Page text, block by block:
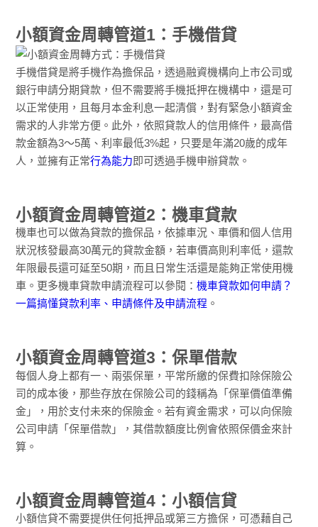
小額資金周轉管道1：手機借貸
手機借貸是將手機作為擔保品，透過融資機構向上市公司或
銀行申請分期貸款，但不需要將手機抵押在機構中，還是可
以正常使用，且每月本金利息一起清償，對有緊急小額資金
需求的人非常方便。此外，依照貸款人的信用條件，最高借
款金額為3～5萬、利率最低3%起，只要是年滿20歲的成年
人，並擁有正常行為能力即可透過手機申辦貸款。
小額資金周轉管道2：機車貸款
機車也可以做為貸款的擔保品，依據車況、車價和個人信用
狀況核發最高30萬元的貸款金額，若車價高則利率低，還款
年限最長還可延至50期，而且日常生活還是能夠正常使用機
車。更多機車貸款申請流程可以參閱：機車貸款如何申請？
一篇搞懂貸款利率、申請條件及申請流程 。
小額資金周轉管道3：保單借款
每個人身上都有一、兩張保單，平常所繳的保費扣除保險公
司的成本後，那些存放在保險公司的錢稱為「保單價值準備
金」，用於支付未來的保險金。若有資金需求，可以向保險
公司申請「保單借款」，其借款額度比例會依照保價金來計
算。
小額資金周轉管道4：小額信貸
小額信貸不需要提供任何抵押品或第三方擔保，可憑藉自己